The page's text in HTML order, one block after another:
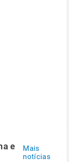
e
Mais
notícias